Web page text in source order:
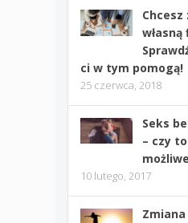
Chcesz
własną
ci w tym pomogą!
25 czerwca, 2018
Seks
– czy
10 lutego, 2017